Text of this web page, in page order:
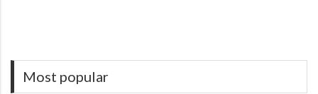
Most popular